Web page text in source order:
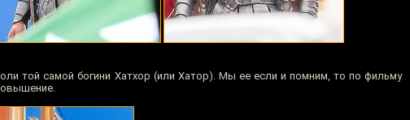
той самой богини Хатхор (или Хатор). Мы ее если и помним, то по фильму